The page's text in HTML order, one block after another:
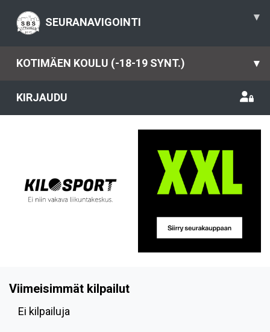
SEURANAVIGOINTI ▾
KOTIMÄEN KOULU (-18-19 SYNT.) ▾
KIRJAUDU
Viimeisimmät kilpailut
Ei kilpailuja